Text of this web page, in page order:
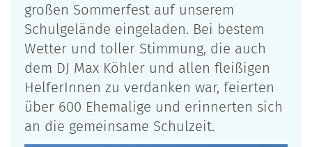
großen Sommerfest auf unserem
Schulgelände eingeladen. Bei bestem
Wetter und toller Stimmung, die auch
dem DJ Max Köhler und allen fleißigen
HelferInnen zu verdanken war, feierten
über 600 Ehemalige und erinnerten sich
an die gemeinsame Schulzeit.